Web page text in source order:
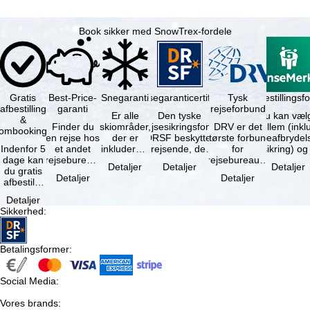
Book sikker med SnowTrex-fordele
Gratis
afbestilling
&
Indenfor 5
dage kan
du gratis
afbestille
booking.
Det er
dog en …
Detaljer
Best-Price-
garanti
Finder du
en rejse hos
et andet
rejsebureau,
er billigere
Detaljer
Snegaranti
Er alle
skiområder,
der er
inkluderet i
bookede
Detaljer
Rejsegaranticertifikat
Den tyske
rejsesikringsfond
DRSF beskytter
rejsende, der
pakkerejse eller
Detaljer
Tysk
rejseforbund
DRV er det
største forbund
for
rejsebureauer
rejsearrangører
Detaljer
Du kan
mellem (inklusiv
Detaljer
Sikkerhed:
Betalingsformer:
Social Media:
Vores brands: